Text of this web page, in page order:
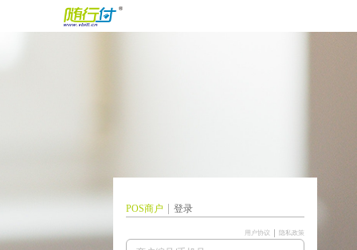
POS商户 登录
用户协议 隐私政策